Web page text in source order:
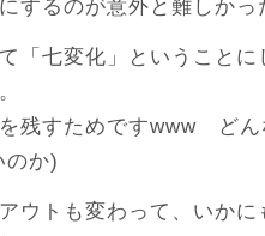
するのが意外と難しかっ
「七変化」ということ
残すためですwww ど
のか)
ウトも変わって、いか